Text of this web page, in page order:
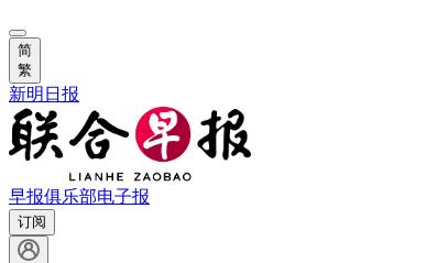
简
繁
新明日报
早报俱乐部电子报
订阅